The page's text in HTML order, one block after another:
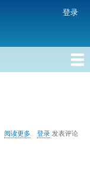
登录
阅读更多 登录发表评论